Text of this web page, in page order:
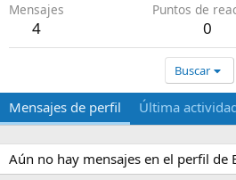
Mensajes
4
Puntos de
0
Buscar
Mensajes de perfil Última
Aún no hay mensajes en el perfil de